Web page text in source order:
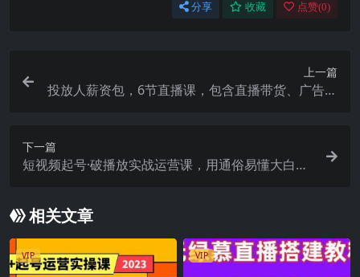
分享 收藏 点赞(0)
上一篇
投放人薪资包，6节直播课，包含直播带货、广告投
下一篇
短视频起号·破播放实战运营课，用通俗易懂大白话
相关文章
VIP VIP